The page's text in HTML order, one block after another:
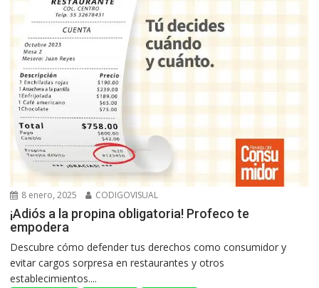
8 enero, 2025 CODIGOVISUAL
¡Adiós a la propina obligatoria! Profeco te
empodera
Descubre cómo defender tus derechos como consumidor y
evitar cargos sorpresa en restaurantes y otros
establecimientos....